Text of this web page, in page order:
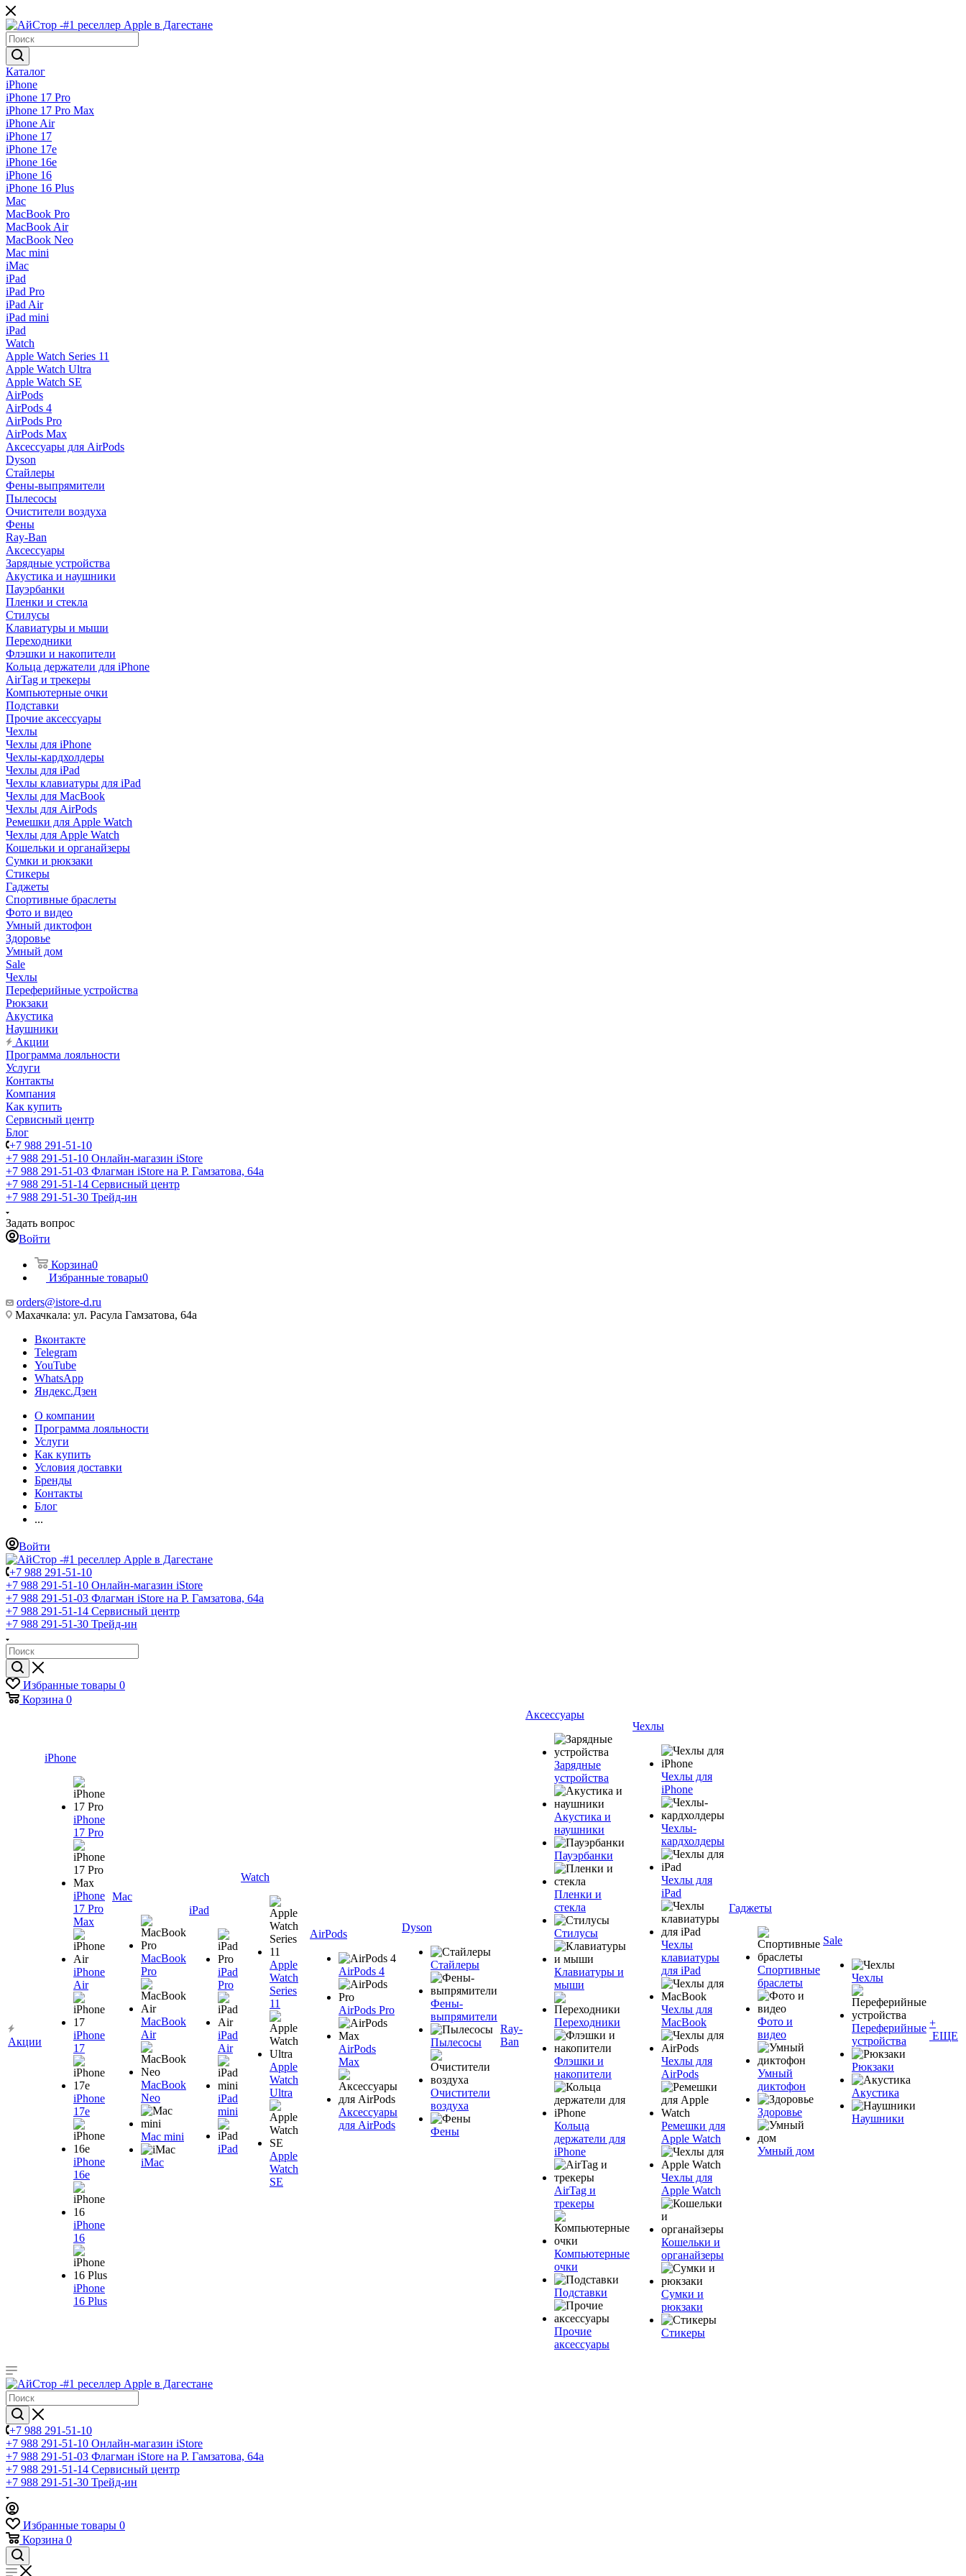
Каталог
iPhone
iPhone 17 Pro
iPhone 17 Pro Max
iPhone Air
iPhone 17
iPhone 17e
iPhone 16e
iPhone 16
iPhone 16 Plus
Mac
MacBook Pro
MacBook Air
MacBook Neo
Mac mini
iMac
iPad
iPad Pro
iPad Air
iPad mini
iPad
Watch
Apple Watch Series 11
Apple Watch Ultra
Apple Watch SE
AirPods
AirPods 4
AirPods Pro
AirPods Max
Аксессуары для AirPods
Dyson
Стайлеры
Фены-выпрямители
Пылесосы
Очистители воздуха
Фены
Ray-Ban
Аксессуары
Зарядные устройства
Акустика и наушники
Пауэрбанки
Пленки и стекла
Стилусы
Клавиатуры и мыши
Переходники
Флэшки и накопители
Кольца держатели для iPhone
AirTag и трекеры
Компьютерные очки
Подставки
Прочие аксессуары
Чехлы
Чехлы для iPhone
Чехлы-кардхолдеры
Чехлы для iPad
Чехлы клавиатуры для iPad
Чехлы для MacBook
Чехлы для AirPods
Ремешки для Apple Watch
Чехлы для Apple Watch
Кошельки и органайзеры
Сумки и рюкзаки
Стикеры
Гаджеты
Спортивные браслеты
Фото и видео
Умный диктофон
Здоровье
Умный дом
Sale
Чехлы
Переферийные устройства
Рюкзаки
Акустика
Наушники
Акции
Программа лояльности
Услуги
Контакты
Компания
Как купить
Сервисный центр
Блог
+7 988 291-51-10
+7 988 291-51-10 Онлайн-магазин iStore
+7 988 291-51-03 Флагман iStore на Р. Гамзатова, 64а
+7 988 291-51-14 Сервисный центр
+7 988 291-51-30 Трейд-ин
Задать вопрос
Войти
Корзина0
Избранные товары0
orders@istore-d.ru
Махачкала: ул. Расула Гамзатова, 64а
Вконтакте
Telegram
YouTube
WhatsApp
Яндекс.Дзен
О компании
Программа лояльности
Услуги
Как купить
Условия доставки
Бренды
Контакты
Блог
...
Войти
+7 988 291-51-10
+7 988 291-51-10 Онлайн-магазин iStore
+7 988 291-51-03 Флагман iStore на Р. Гамзатова, 64а
+7 988 291-51-14 Сервисный центр
+7 988 291-51-30 Трейд-ин
Избранные товары 0
Корзина 0
Акции
iPhone
iPhone
17 Pro
iPhone
17 Pro
Max
iPhone
Air
iPhone
17
iPhone
17e
iPhone
16e
iPhone
16
iPhone
16 Plus
Mac
MacBook
Pro
MacBook
Air
MacBook
Neo
Mac mini
iMac
iPad
iPad
Pro
iPad
Air
iPad
mini
iPad
Watch
Apple
Watch
Series
11
Apple
Watch
Ultra
Apple
Watch
SE
AirPods
AirPods 4
AirPods Pro
AirPods
Max
Аксессуары
для AirPods
Dyson
Стайлеры
Фены-
выпрямители
Пылесосы
Очистители
воздуха
Фены
Ray-
Ban
Аксессуары
Зарядные
устройства
Акустика и
наушники
Пауэрбанки
Пленки и
стекла
Стилусы
Клавиатуры и
мыши
Переходники
Флэшки и
накопители
Кольца
держатели для
iPhone
AirTag и
трекеры
Компьютерные
очки
Подставки
Прочие
аксессуары
Чехлы
Чехлы для
iPhone
Чехлы-
кардхолдеры
Чехлы для
iPad
Чехлы
клавиатуры
для iPad
Чехлы для
MacBook
Чехлы для
AirPods
Ремешки для
Apple Watch
Чехлы для
Apple Watch
Кошельки и
органайзеры
Сумки и
рюкзаки
Стикеры
Гаджеты
Спортивные
браслеты
Фото и
видео
Умный
диктофон
Здоровье
Умный дом
Sale
Чехлы
Переферийные
устройства
Рюкзаки
Акустика
Наушники
+
ЕЩЕ
+7 988 291-51-10
+7 988 291-51-10 Онлайн-магазин iStore
+7 988 291-51-03 Флагман iStore на Р. Гамзатова, 64а
+7 988 291-51-14 Сервисный центр
+7 988 291-51-30 Трейд-ин
Избранные товары 0
Корзина 0